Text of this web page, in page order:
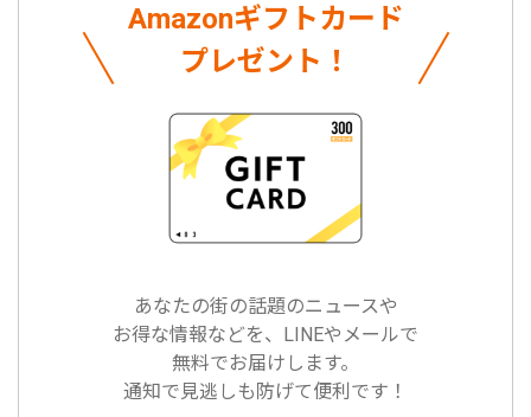
Amazonギフトカード
プレゼント！
あなたの街の話題のニュースや
お得な情報などを、LINEやメールで
無料でお届けします。
通知で見逃しも防げて便利です！